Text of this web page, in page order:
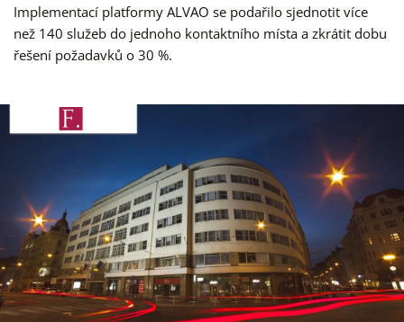
Implementací platformy ALVAO se podařilo sjednotit více
než 140 služeb do jednoho kontaktního místa a zkrátit dobu
řešení požadavků o 30 %.